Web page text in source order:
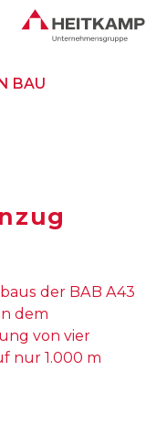
BAU
der BAB A43
dem
von vier
nur 1.000 m